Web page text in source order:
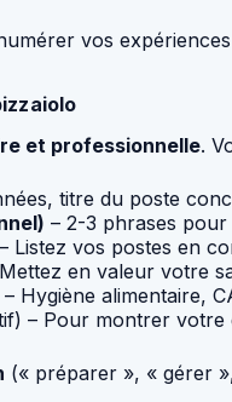
vos
et professionnelle.
titre du poste
– 2-3 phrases
– Listez vos postes en
en valeur votre
– Hygiène alimentaire,
– Pour montrer votre
(« préparer », « gérer